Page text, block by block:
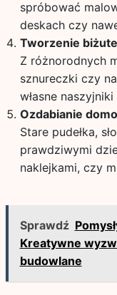
spróbować
deskach czy
Tworzenie
Z różnorodnych
sznureczki czy
własne
Ozdabianie
Stare pudełka,
prawdziwymi
naklejkami, czy
Sprawdź
Kreatywne
budowlane